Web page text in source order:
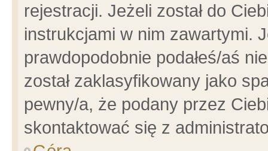
rejestracji. Jeżeli został do
instrukcjami w nim zawartymi.
prawdopodobnie podałeś/aś
został zaklasyfikowany jako
pewny/a, że podany przez
skontaktować się z